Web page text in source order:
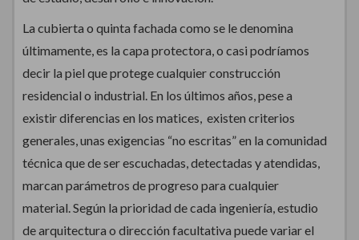
La cubierta o quinta fachada como se le denomina
últimamente, es la capa protectora, o casi podríamos
decir la piel que protege cualquier construcción
residencial o industrial. En los últimos años, pese a
existir diferencias en los matices, existen criterios
generales, unas exigencias “no escritas” en la comunidad
técnica que de ser escuchadas, detectadas y atendidas,
marcan parámetros de progreso para cualquier
material. Según la prioridad de cada ingeniería, estudio
de arquitectura o dirección facultativa puede variar el